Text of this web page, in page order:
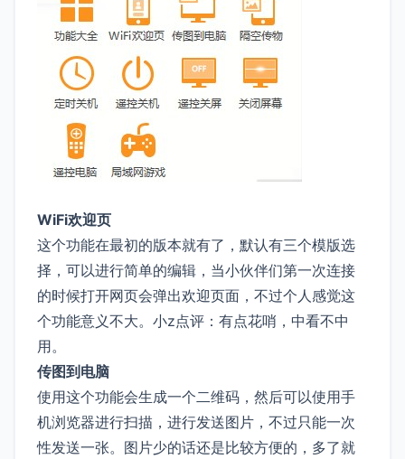
WiFi欢迎页
这个功能在最初的版本就有了，默认有三个模版选
择，可以进行简单的编辑，当小伙伴们第一次连接
的时候打开网页会弹出欢迎页面，不过个人感觉这
个功能意义不大。小z点评：有点花哨，中看不中
用。
传图到电脑
使用这个功能会生成一个二维码，然后可以使用手
机浏览器进行扫描，进行发送图片，不过只能一次
性发送一张。图片少的话还是比较方便的，多了就